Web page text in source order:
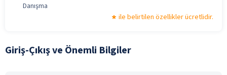
Danışma
ile belirtilen özellikler ücretlidir.
Giriş-Çıkış ve Önemli Bilgiler